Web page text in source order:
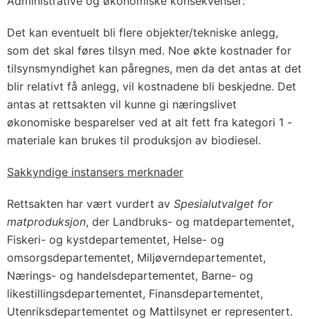
Det kan eventuelt bli flere objekter/tekniske anlegg,
som det skal føres tilsyn med. Noe økte kostnader for
tilsynsmyndighet kan påregnes, men da det antas at det
blir relativt få anlegg, vil kostnadene bli beskjedne. Det
antas at rettsakten vil kunne gi næringslivet
økonomiske besparelser ved at alt fett fra kategori 1 -
materiale kan brukes til produksjon av biodiesel.
Sakkyndige instansers merknader
Rettsakten har vært vurdert av Spesialutvalget for
matproduksjon, der Landbruks- og matdepartementet,
Fiskeri- og kystdepartementet, Helse- og
omsorgsdepartementet, Miljøverndepartementet,
Nærings- og handelsdepartementet, Barne- og
likestillingsdepartementet, Finansdepartementet,
Utenriksdepartementet og Mattilsynet er representert.